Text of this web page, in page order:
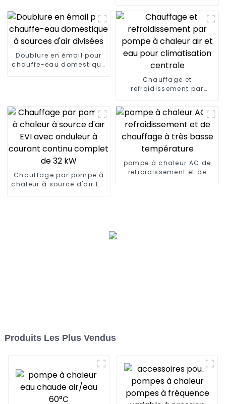
température entièrement
fermé
Doublure en émail pour
chauffe-eau domestique
Chauffage et
refroidissement par
eau pour climatisation
centrale
Chauffage par pompe à
chaleur à source d'air EVI
pompe à chaleur AC de
refroidissement et de
Produits Les Plus Vendus